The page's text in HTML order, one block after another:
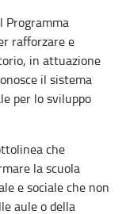
Programma
rafforzare e
in attuazione
il sistema
per lo sviluppo
che
la scuola
e sociale che non
aule o della